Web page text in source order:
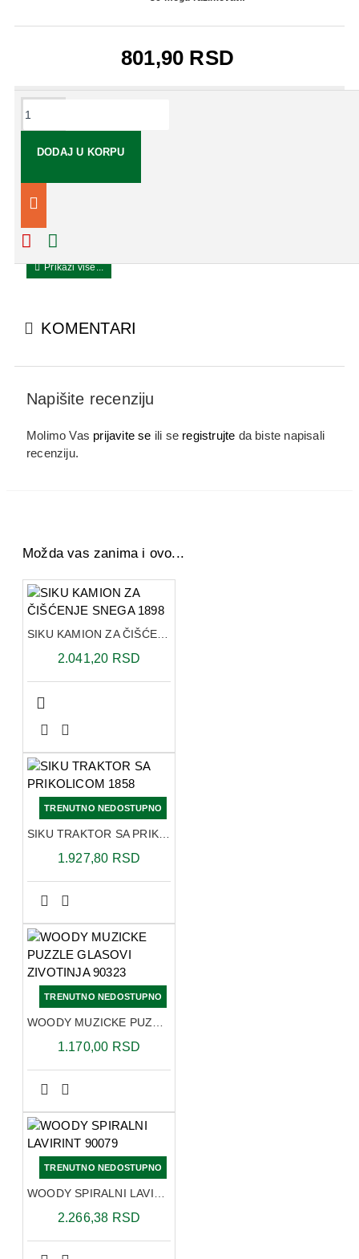
801,90 RSD
DODAJ U KORPU
Woodyland knjiga za bebe
inteligencije i samopouzdanja kod dece.
KOMENTARI
Napišite recenziju
Molimo Vas prijavite se ili se registrujte da biste napisali
recenziju.
Možda vas zanima i ovo...
2.041,20 RSD
TRENUTNO NEDOSTUPNO
1.927,80 RSD
TRENUTNO NEDOSTUPNO
1.170,00 RSD
TRENUTNO NEDOSTUPNO
2.266,38 RSD